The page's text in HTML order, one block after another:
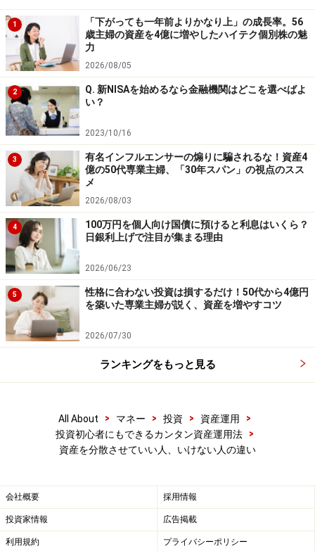
一点集中撃破で一気にプロレベルに！
仕事でもスポーツでもそうですが、一つのことに集中す
ると、一気に上達します。企画書を月に10本作っていれ
ば、作成のコツがつかめてきます。毎日ジョギングして
いれば、最初は１kmしか走れなくても、すぐに5km、
10kmと走ることができるようになります。投資でも同じ
ことが当てはまるということです。
もちろん、資産が既に5000万円以上あるような人は、運
用と保全の両方を考えなければならないですから、分散
が必要です。しかし、それくらいの資産家であれば、む
しろアドバイザーを雇って成功報酬でフィーを支払うよ
うにした方が効率的かもしれません。
ですから、資産3分法などはある程度の資産家になって
から考えればよいことです。それまでは、一点集中撃破
戦略の方がむしろ効率的なのではないでしょうか。
投資初心者が特定口座で源泉徴収ありを選ぶべき理
徴
投資初心者必見！ドルコスト平均法って万能なの？
1
「下がっても一年前よりかなり上」の成長率。56
歳主婦の資産を4億に増やしたハイテク個別株の魅
力
2026/08/05
2
Q. 新NISAを始めるなら金融機関はどこを選べばよ
い？
2023/10/16
3
有名インフルエンサーの煽りに騙されるな！資産4
億の50代専業主婦、「30年スパン」の視点のスス
メ
2026/08/03
4
100万円を個人向け国債に預けると利息はいくら？
日銀利上げで注目が集まる理由
2026/06/23
5
性格に合わない投資は損するだけ！50代から4億円
を築いた専業主婦が説く、資産を増やすコツ
2026/07/30
ランキングをもっと見る
All About > マネー > 投資 > 資産運用
>
投資初心者にもできるカンタン資産運用法
>
資産を分散させていい人、いけない人の違い
会社概要 採用情報
投資家情報 広告掲載
利用規約 プライバシーポリシー